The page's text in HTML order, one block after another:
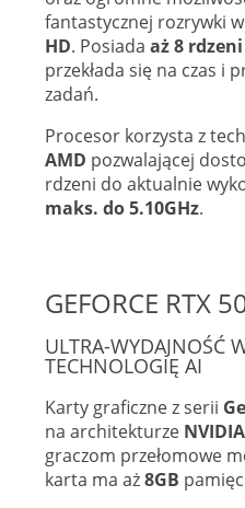
fantastycznej rozrywki
HD. Posiada aż 8
przekłada się na czas i
zadań.
Procesor korzysta z
AMD pozwalającej
rdzeni do aktualnie
maks. do 5.10GHz.
GEFORCE RTX
ULTRA-WYDAJNOŚĆ
TECHNOLOGIĘ AI
Karty graficzne z serii
na architekturze
graczom przełomowe
karta ma aż8GB